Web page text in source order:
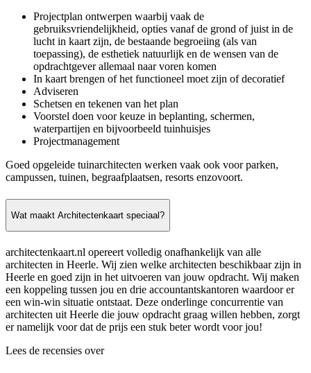
Projectplan ontwerpen waarbij vaak de
gebruiksvriendelijkheid, opties vanaf de grond of juist in de
lucht in kaart zijn, de bestaande begroeiing (als van
toepassing), de esthetiek natuurlijk en de wensen van de
opdrachtgever allemaal naar voren komen
In kaart brengen of het functioneel moet zijn of decoratief
Adviseren
Schetsen en tekenen van het plan
Voorstel doen voor keuze in beplanting, schermen,
waterpartijen en bijvoorbeeld tuinhuisjes
Projectmanagement
Goed opgeleide tuinarchitecten werken vaak ook voor parken,
campussen, tuinen, begraafplaatsen, resorts enzovoort.
Wat maakt Architectenkaart speciaal?
architectenkaart.nl opereert volledig onafhankelijk van alle
architecten in Heerle. Wij zien welke architecten beschikbaar zijn in
Heerle en goed zijn in het uitvoeren van jouw opdracht. Wij maken
een koppeling tussen jou en drie accountantskantoren waardoor er
een win-win situatie ontstaat. Deze onderlinge concurrentie van
architecten uit Heerle die jouw opdracht graag willen hebben, zorgt
er namelijk voor dat de prijs een stuk beter wordt voor jou!
Lees de recensies over